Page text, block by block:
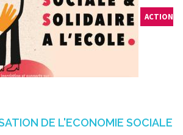
ACTION
DE L'ECONOMIE SOCIALE